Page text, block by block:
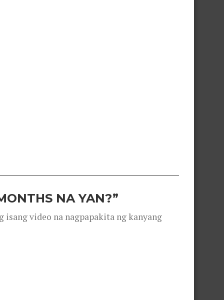
NA YAN?”
isang video na nagpapakita ng kanyang